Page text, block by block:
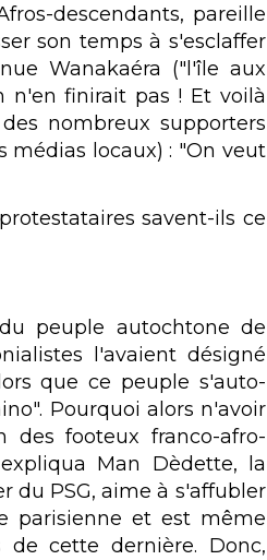
descendants, pareille
son temps à s'esclaffer
Wanakaéra ("l'île aux
n'en finirait pas ! Et voilà
nombreux supporters
médias locaux) : "On veut
savent-ils ce
peuple autochtone de
l'avaient désigné
que ce peuple s'auto-
Pourquoi alors n'avoir
des footeux franco-afro-
Man Dèdette, la
du PSG, aime à s'affubler
parisienne et est même
de cette dernière. Donc,